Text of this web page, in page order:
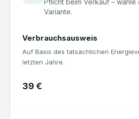
Pflicht beim Verkauf –
Variante.
Verbrauchsausweis
Auf Basis des tatsächlichen
letzten Jahre.
39 €